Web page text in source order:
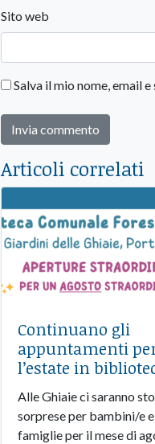
Sito web
Salva il mio nome, email
Articoli correlati
Continuano gli
appuntamenti
l’estate in
Alle Ghiaie ci saranno
sorprese per bambini/e e
famiglie per il mese di